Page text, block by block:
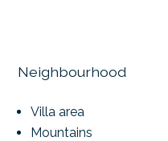
Neighbourhood
Villa area
Mountains